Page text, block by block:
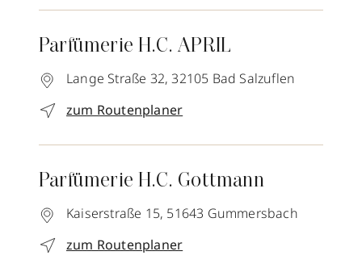
Parfümerie H.C. APRIL
Lange Straße 32, 32105 Bad Salzuflen
zum Routenplaner
Parfümerie H.C. Gottmann
Kaiserstraße 15, 51643 Gummersbach
zum Routenplaner